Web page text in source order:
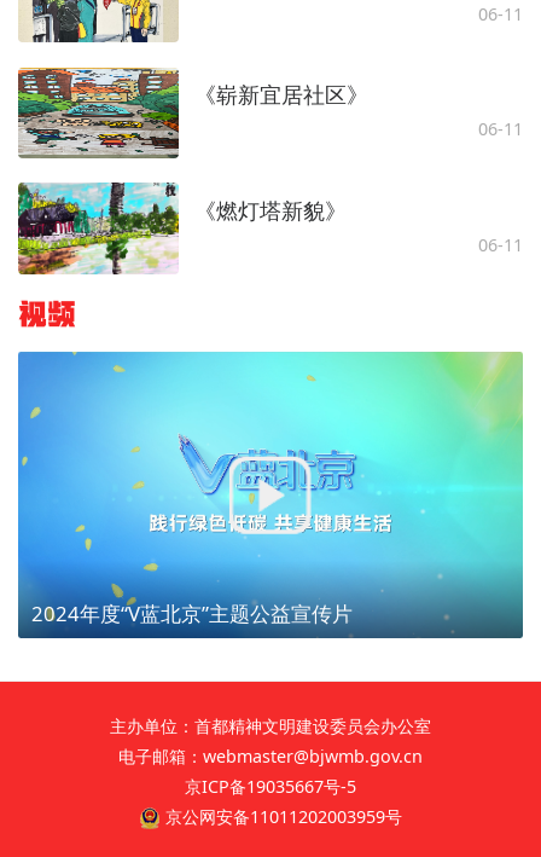
06-11
《崭新宜居社区》
06-11
《燃灯塔新貌》
06-11
视频
2024年度“V蓝北京”主题公益宣传片
主办单位：首都精神文明建设委员会办公室
电子邮箱：webmaster@bjwmb.gov.cn
京ICP备19035667号-5
京公网安备11011202003959号